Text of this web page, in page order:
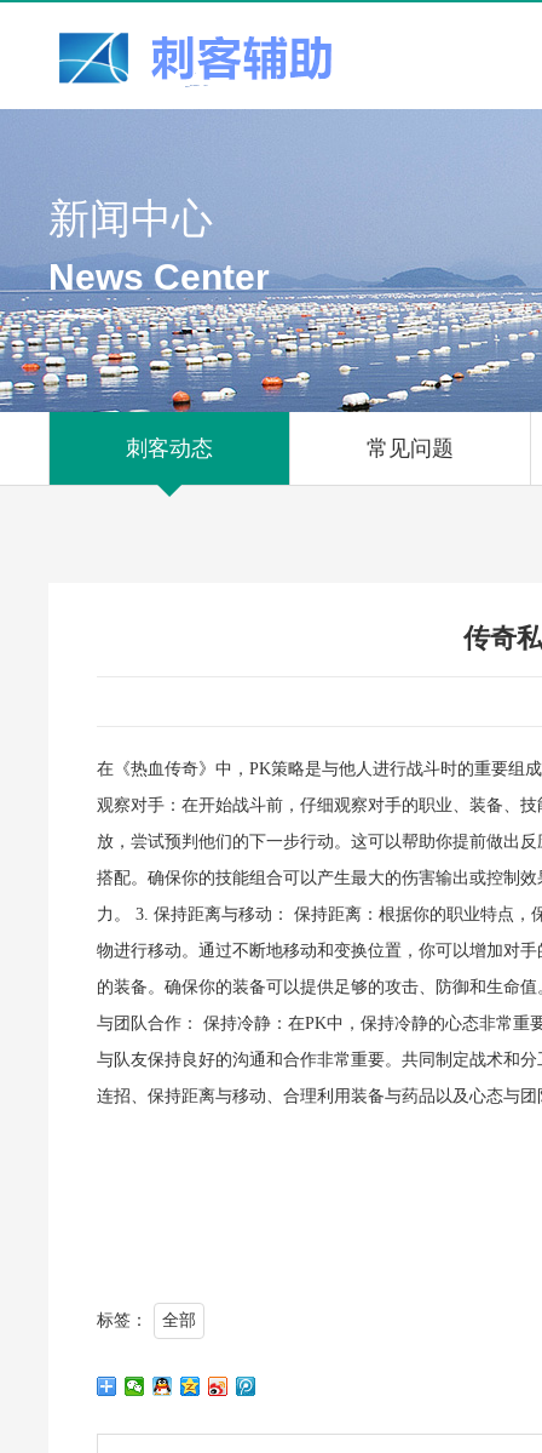
新闻中心
News Center
刺客动态 常见问题
传奇
在《热血传奇》中，PK策略是与他人进行战斗时的重要组
观察对手：在开始战斗前，仔细观察对手的职业、装备、
放，尝试预判他们的下一步行动。这可以帮助你提前做出
搭配。确保你的技能组合可以产生最大的伤害输出或控制
力。 3. 保持距离与移动： 保持距离：根据你的职业特点
物进行移动。通过不断地移动和变换位置，你可以增加对
的装备。确保你的装备可以提供足够的攻击、防御和生命
与团队合作： 保持冷静：在PK中，保持冷静的心态非常
与队友保持良好的沟通和合作非常重要。共同制定战术和
连招、保持距离与移动、合理利用装备与药品以及心态与
标签： 全部